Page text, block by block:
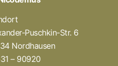
Puschkin-Str. 6
Nordhausen
– 90920